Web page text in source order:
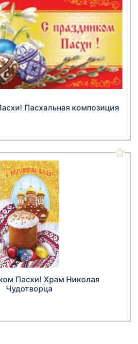
Пасхальная композиция
Пасхи! Храм Николая
Чудотворца